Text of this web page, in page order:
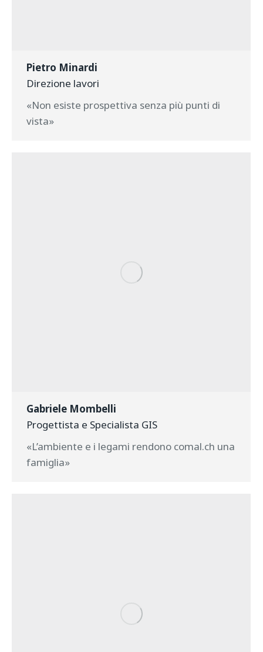
Pietro Minardi
Direzione lavori
«Non esiste prospettiva senza più punti di
vista»
Gabriele Mombelli
Progettista e Specialista GIS
«L’ambiente e i legami rendono comal.ch una
famiglia»